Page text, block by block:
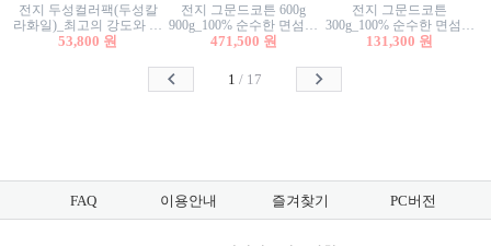
전지 두성컬러팩(두성칼
라화일)_최고의 강도와 평
활성을 지닌 다양한 컬러
53,800 원
전지 그문드코튼 600g
900g_100% 순수한 면섬유
로 만든 친환경프리미엄
471,500 원
전지 그문드코튼
300g_100% 순수한 면섬유
로 만든 친환경프리미엄
131,300 원
1 / 17
FAQ 이용안내 즐겨찾기 PC버전